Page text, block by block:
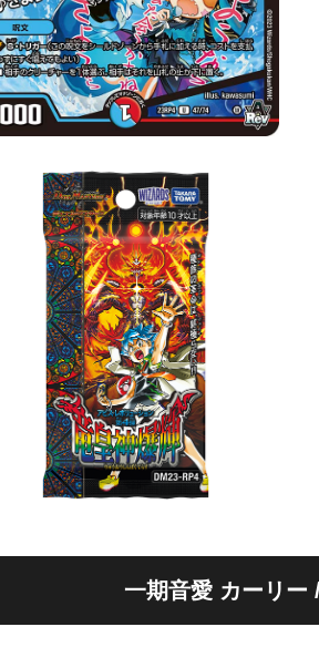
一期音愛 カーリー